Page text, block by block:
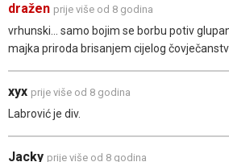
dražen prije više od 8 godina
vrhunski... samo bojim se borbu potiv
majka priroda brisanjem cijelog
xyx prije više od 8 godina
Labrović je div.
Jacky prije više od 8 godina